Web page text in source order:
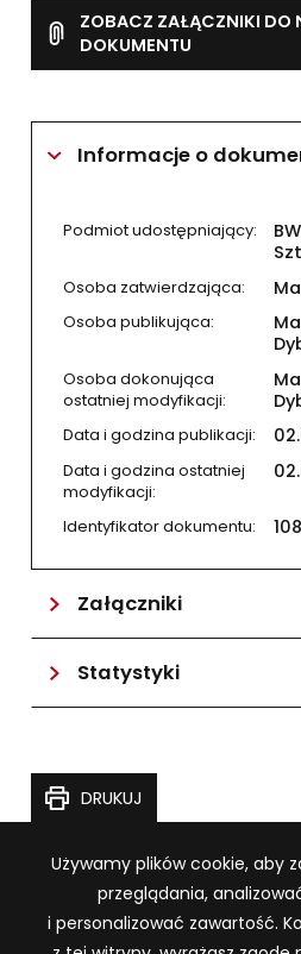
ZOBACZ ZAŁĄCZNIKI DO
DOKUMENTU
Informacje o
Podmiot udostępniający:
Osoba zatwierdzająca:
Osoba publikująca:
Osoba dokonująca
ostatniej modyfikacji:
Data i godzina publikacji:
Data i godzina ostatniej
modyfikacji:
Identyfikator dokumentu:
Załączniki
Statystyki
DRUKUJ
TĘ STRONĘ
Wersja archiwalna BIP
Informacja o plikach
Używamy plików cookie, aby
przeglądania,
i personalizować zawartość.